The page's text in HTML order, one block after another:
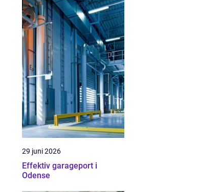
29 juni 2026
Effektiv garageport i
Odense